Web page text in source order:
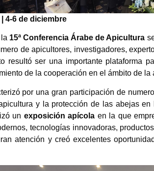
4-6 de diciembre
15ª Conferencia Árabe de Apicultura
de apicultores, investigadores,
resultó ser una importante plataforma
de la cooperación en el ámbito de la
por una gran participación de
y la protección de las abejas
un exposición apícola en la que
tecnologías innovadoras,
atención y creó excelentes